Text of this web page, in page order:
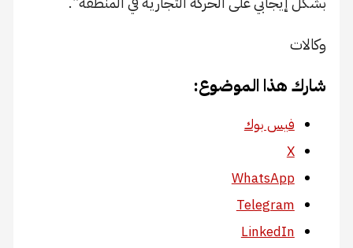
وكالات
شارك هذا الموضوع:
فيس بوك
X
WhatsApp
Telegram
LinkedIn